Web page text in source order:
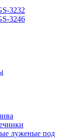
3232
3246
луженые под